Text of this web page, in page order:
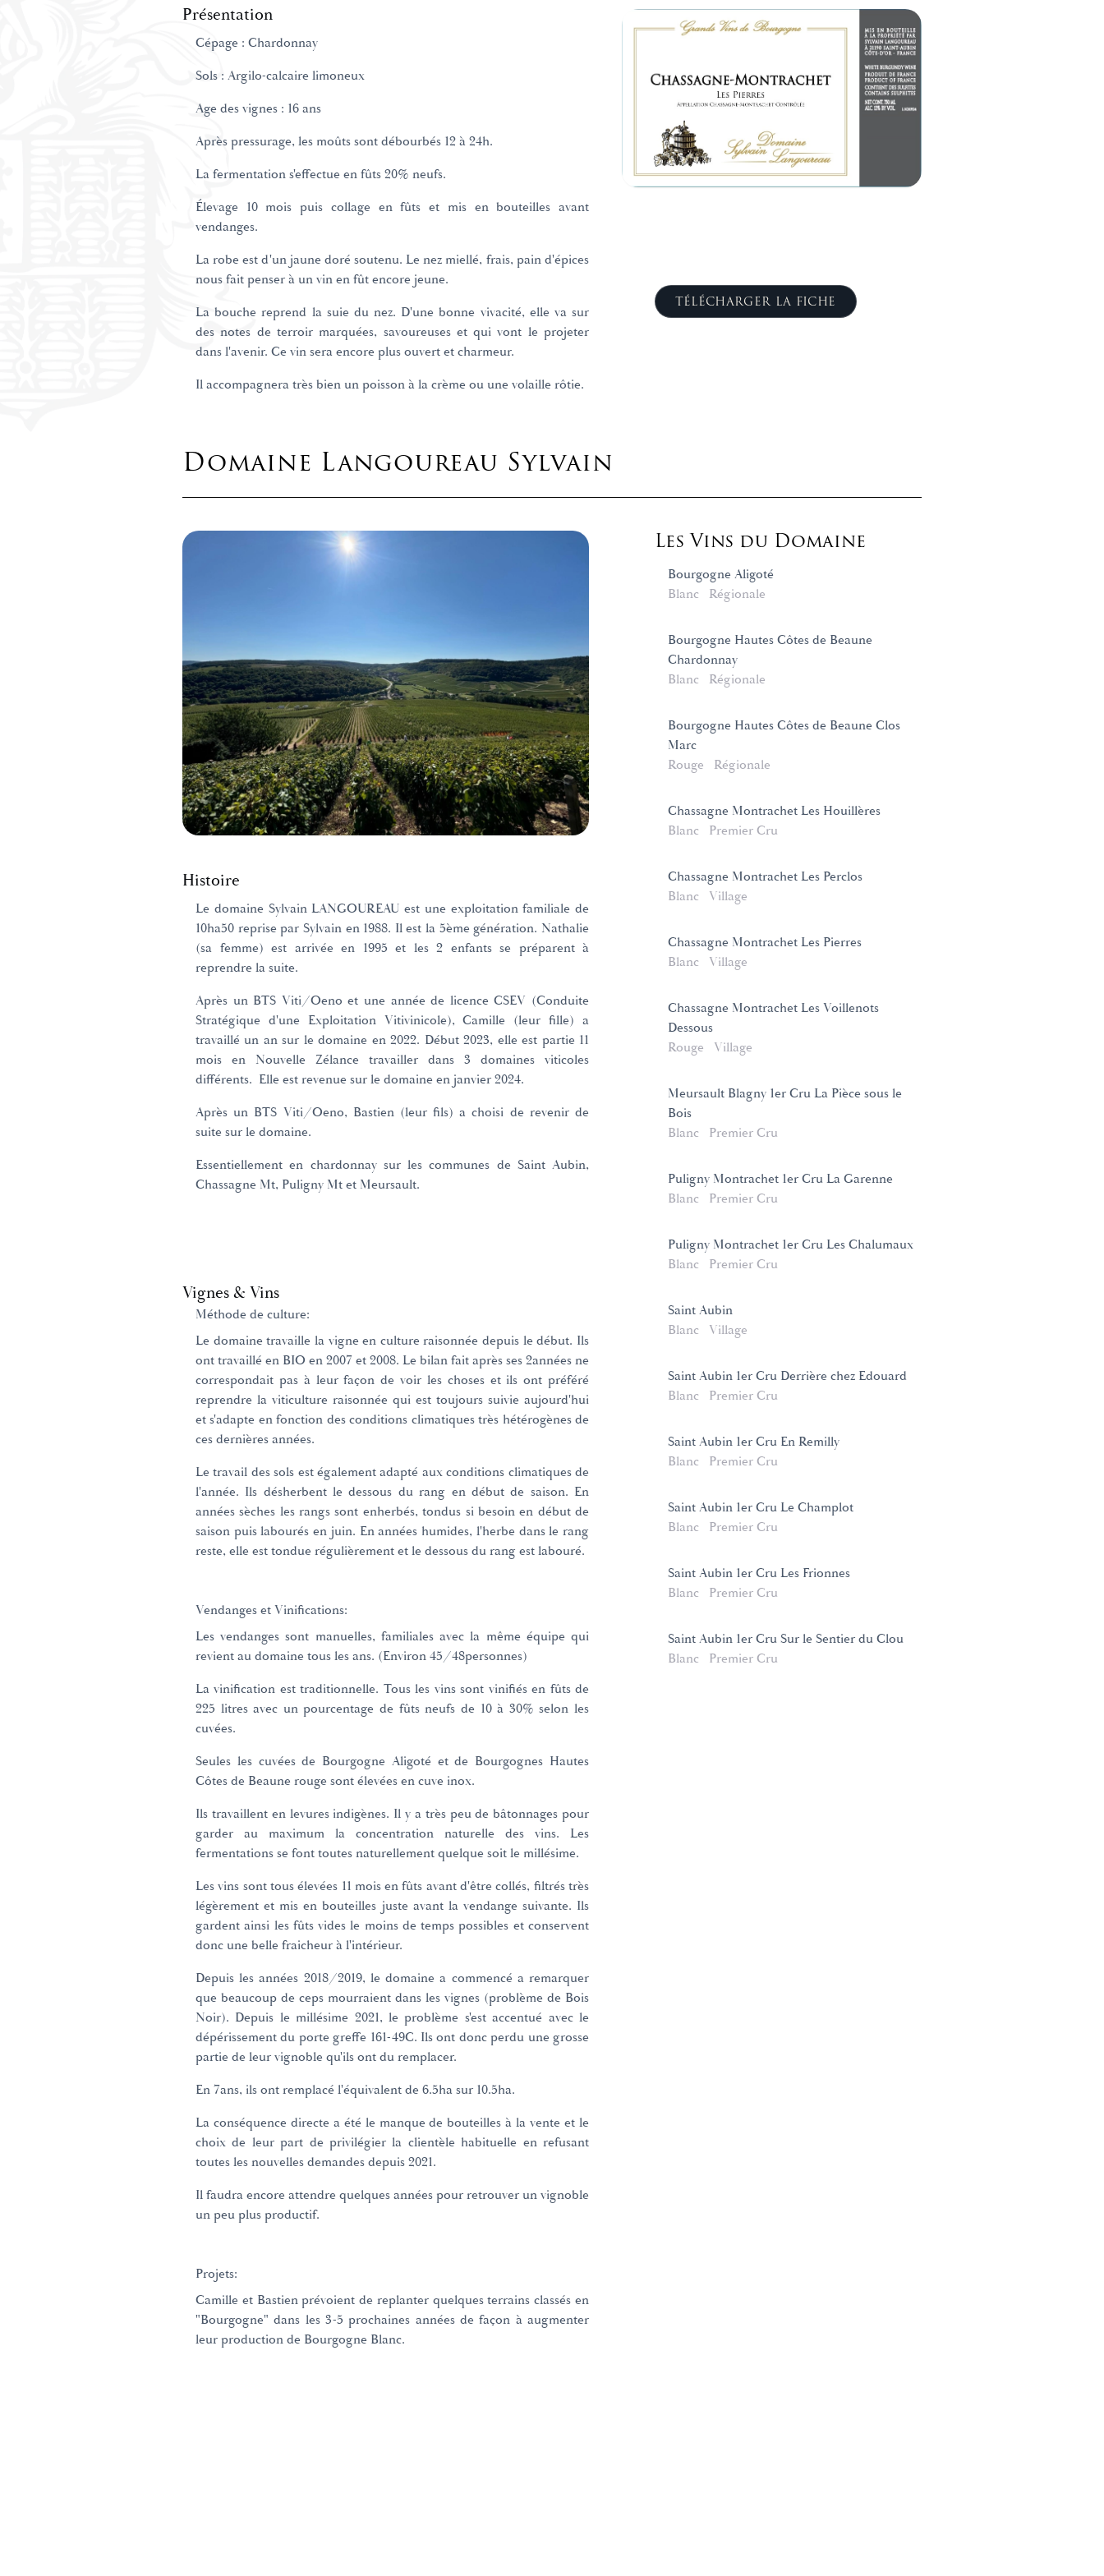
Présentation
Cépage : Chardonnay
Sols : Argilo-calcaire limoneux
Age des vignes : 16 ans
Après pressurage, les moûts sont débourbés 12 à 24h.
La fermentation s'effectue en fûts 20% neufs.
Élevage 10 mois puis collage en fûts et mis en bouteilles avant
vendanges.
La robe est d'un jaune doré soutenu. Le nez miellé, frais, pain d'épices
nous fait penser à un vin en fût encore jeune.
La bouche reprend la suie du nez. D'une bonne vivacité, elle va sur
des notes de terroir marquées, savoureuses et qui vont le projeter
dans l'avenir. Ce vin sera encore plus ouvert et charmeur.
Il accompagnera très bien un poisson à la crème ou une volaille rôtie.
TÉLÉCHARGER LA FICHE
Domaine Langoureau Sylvain
Histoire
Le domaine Sylvain LANGOUREAU est une exploitation familiale de
10ha50 reprise par Sylvain en 1988. Il est la 5ème génération. Nathalie
(sa femme) est arrivée en 1995 et les 2 enfants se préparent à
reprendre la suite.
Après un BTS Viti/Oeno et une année de licence CSEV (Conduite
Stratégique d'une Exploitation Vitivinicole), Camille (leur fille) a
travaillé un an sur le domaine en 2022. Début 2023, elle est partie 11
mois en Nouvelle Zélance travailler dans 3 domaines viticoles
différents. Elle est revenue sur le domaine en janvier 2024.
Après un BTS Viti/Oeno, Bastien (leur fils) a choisi de revenir de
suite sur le domaine.
Essentiellement en chardonnay sur les communes de Saint Aubin,
Chassagne Mt, Puligny Mt et Meursault.
Vignes & Vins
Méthode de culture:
Le domaine travaille la vigne en culture raisonnée depuis le début. Ils
ont travaillé en BIO en 2007 et 2008. Le bilan fait après ses 2années ne
correspondait pas à leur façon de voir les choses et ils ont préféré
reprendre la viticulture raisonnée qui est toujours suivie aujourd'hui
et s'adapte en fonction des conditions climatiques très hétérogènes de
ces dernières années.
Le travail des sols est également adapté aux conditions climatiques de
l'année. Ils désherbent le dessous du rang en début de saison. En
années sèches les rangs sont enherbés, tondus si besoin en début de
saison puis labourés en juin. En années humides, l'herbe dans le rang
reste, elle est tondue régulièrement et le dessous du rang est labouré.
Vendanges et Vinifications:
Les vendanges sont manuelles, familiales avec la même équipe qui
revient au domaine tous les ans. (Environ 45/48personnes)
La vinification est traditionnelle. Tous les vins sont vinifiés en fûts de
225 litres avec un pourcentage de fûts neufs de 10 à 30% selon les
cuvées.
Seules les cuvées de Bourgogne Aligoté et de Bourgognes Hautes
Côtes de Beaune rouge sont élevées en cuve inox.
Ils travaillent en levures indigènes. Il y a très peu de bâtonnages pour
garder au maximum la concentration naturelle des vins. Les
fermentations se font toutes naturellement quelque soit le millésime.
Les vins sont tous élevées 11 mois en fûts avant d'être collés, filtrés très
légèrement et mis en bouteilles juste avant la vendange suivante. Ils
gardent ainsi les fûts vides le moins de temps possibles et conservent
donc une belle fraicheur à l'intérieur.
Depuis les années 2018/2019, le domaine a commencé a remarquer
que beaucoup de ceps mourraient dans les vignes (problème de Bois
Noir). Depuis le millésime 2021, le problème s'est accentué avec le
dépérissement du porte greffe 161-49C. Ils ont donc perdu une grosse
partie de leur vignoble qu'ils ont du remplacer.
En 7ans, ils ont remplacé l'équivalent de 6.5ha sur 10.5ha.
La conséquence directe a été le manque de bouteilles à la vente et le
choix de leur part de privilégier la clientèle habituelle en refusant
toutes les nouvelles demandes depuis 2021.
Il faudra encore attendre quelques années pour retrouver un vignoble
un peu plus productif.
Projets:
Camille et Bastien prévoient de replanter quelques terrains classés en
"Bourgogne" dans les 3-5 prochaines années de façon à augmenter
leur production de Bourgogne Blanc.
Les Vins du Domaine
Bourgogne Aligoté
Blanc
Régionale
Bourgogne Hautes Côtes de Beaune
Chardonnay
Blanc
Régionale
Bourgogne Hautes Côtes de Beaune Clos
Marc
Rouge
Régionale
Chassagne Montrachet Les Houillères
Blanc
Premier Cru
Chassagne Montrachet Les Perclos
Blanc
Village
Chassagne Montrachet Les Pierres
Blanc
Village
Chassagne Montrachet Les Voillenots
Dessous
Rouge
Village
Meursault Blagny 1er Cru La Pièce sous le
Bois
Blanc
Premier Cru
Puligny Montrachet 1er Cru La Garenne
Blanc
Premier Cru
Puligny Montrachet 1er Cru Les Chalumaux
Blanc
Premier Cru
Saint Aubin
Blanc
Village
Saint Aubin 1er Cru Derrière chez Edouard
Blanc
Premier Cru
Saint Aubin 1er Cru En Remilly
Blanc
Premier Cru
Saint Aubin 1er Cru Le Champlot
Blanc
Premier Cru
Saint Aubin 1er Cru Les Frionnes
Blanc
Premier Cru
Saint Aubin 1er Cru Sur le Sentier du Clou
Blanc
Premier Cru